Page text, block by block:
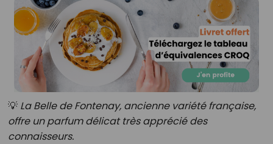
💡 La Belle de Fontenay, ancienne variété française,
offre un parfum délicat très apprécié des
connaisseurs.